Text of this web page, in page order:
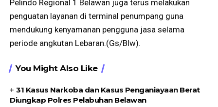
Pelindo Regional 1 Belawan juga terus melakukan
penguatan layanan di terminal penumpang guna
mendukung kenyamanan pengguna jasa selama
periode angkutan Lebaran.(Gs/Blw).
You Might Also Like
31 Kasus Narkoba dan Kasus Penganiayaan Berat
Diungkap Polres Pelabuhan Belawan